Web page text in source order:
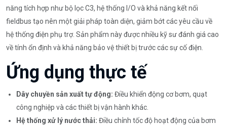
năng tích hợp như bộ lọc C3, hệ thống I/O và khả năng kết nối
fieldbus tạo nên một giải pháp toàn diện, giảm bớt các yêu cầu về
hệ thống điện phụ trợ. Sản phẩm này được nhiều kỹ sư đánh giá cao
về tính ổn định và khả năng bảo vệ thiết bị trước các sự cố điện.
Ứng dụng thực tế
Dây chuyền sản xuất tự động: Điều khiển động cơ bơm, quạt
công nghiệp và các thiết bị vận hành khác.
Hệ thống xử lý nước thải: Điều chỉnh tốc độ hoạt động của bơm